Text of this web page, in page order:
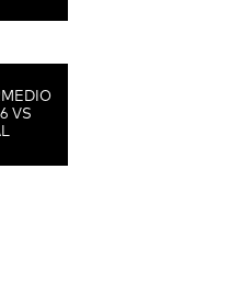
VS